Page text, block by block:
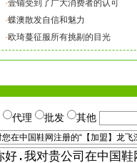
·壹铺受到了广大消费者的认可
·蝶澳散发自信和魅力
·欧琦蔓征服所有挑剔的目光
代理 批发
其他